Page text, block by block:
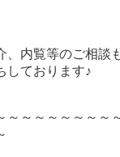
、内覧等のご相談
しております♪
～～～～～～～